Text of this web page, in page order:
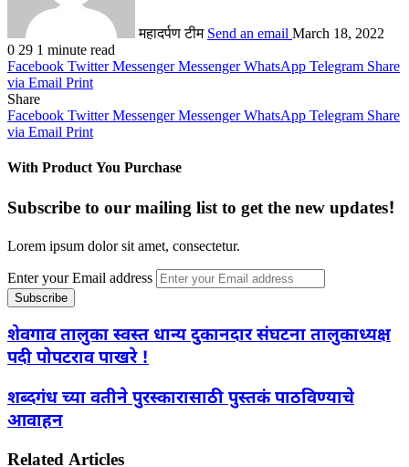
महादर्पण टीम Send an email March 18, 2022
0 29 1 minute read
Facebook Twitter Messenger Messenger WhatsApp Telegram Share
via Email Print
Share
Facebook Twitter Messenger Messenger WhatsApp Telegram Share
via Email Print
With Product You Purchase
Subscribe to our mailing list to get the new updates!
Lorem ipsum dolor sit amet, consectetur.
Enter your Email address
शेवगाव तालुका स्वस्त धान्य दुकानदार संघटना तालुकाध्यक्ष
पदी पोपटराव पाखरे !
शब्दगंध च्या वतीने पुरस्कारासाठी पुस्तकं पाठविण्याचे
आवाहन
Related Articles